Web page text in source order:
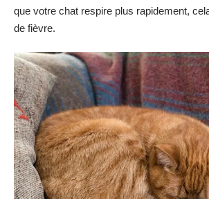
que votre chat respire plus rapidement,
de fièvre.